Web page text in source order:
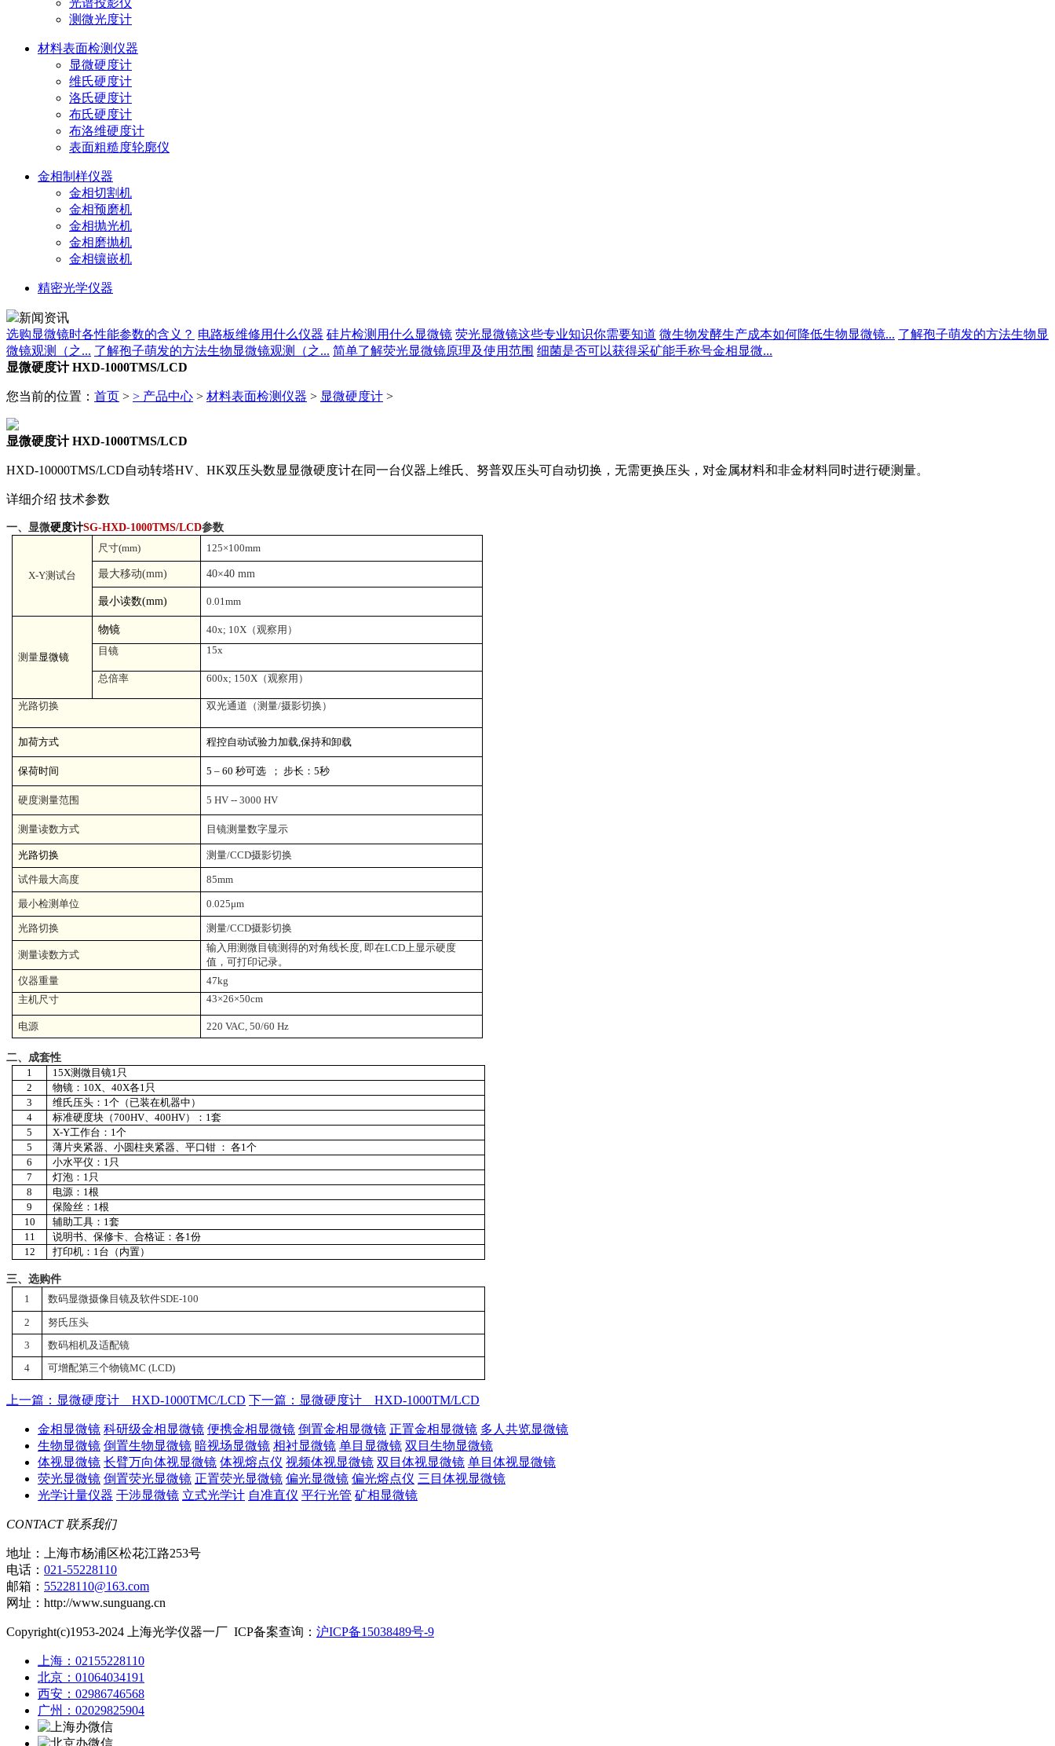
光谱投影仪
测微光度计
材料表面检测仪器
显微硬度计
维氏硬度计
洛氏硬度计
布氏硬度计
布洛维硬度计
表面粗糙度轮廓仪
金相制样仪器
金相切割机
金相预磨机
金相抛光机
金相磨抛机
金相镶嵌机
精密光学仪器
新闻资讯
选购显微镜时各性能参数的含义？ 电路板维修用什么仪器 硅片检测用什么显微镜 荧光显微镜这些专业知识你需要知道 微生物发酵生产成本如何降低生物显微镜... 了解孢子萌发的方法生物显
微镜观测（之... 了解孢子萌发的方法生物显微镜观测（之... 简单了解荧光显微镜原理及使用范围 细菌是否可以获得采矿能手称号金相显微...
显微硬度计 HXD-1000TMS/LCD
您当前的位置： 首页 > > 产品中心 > 材料表面检测仪器 > 显微硬度计 >
显微硬度计 HXD-1000TMS/LCD
HXD-10000TMS/LCD自动转塔HV、HK双压头数显显微硬度计在同一台仪器上维氏、努普双压头可自动切换，无需更换压头，对金属材料和非金材料同时进行硬测量。
详细介绍 技术参数
一、显微硬度计SG-HXD-1000TMS/LCD参数
X-Y测试台
尺寸(mm) 125×100mm
最大移动(mm) 40×40 mm
最小读数(mm) 0.01mm
测量显微镜
物镜 40x; 10X （观察用）
目镜
15x
总倍率 600x; 150X （观察用）
光路切换 双光通道（测量/摄影切换）
加荷方式 程控自动试验力加载,保持和卸载
保荷时间 5 – 60 秒可选 ； 步长：5秒
硬度测量范围 5 HV -- 3000 HV
测量读数方式 目镜测量数字显示
光路切换 测量/CCD摄影切换
试件最大高度 85mm
最小检测单位 0.025μm
光路切换 测量/CCD摄影切换
测量读数方式
输入用测微目镜测得的对角线长度, 即在LCD上显示硬度
值，可打印记录。
仪器重量
47kg
主机尺寸
43×26×50cm
电源 220 VAC, 50/60 Hz
二、成套性
1
15X测微目镜1只
2
物镜： 10X、40X各1只
3
维氏压头： 1个（已装在机器中）
4
标准硬度块（700HV、400HV）： 1套
5
X-Y工作台： 1个
5
薄片夹紧器、小圆柱夹紧器、平口钳 ： 各1个
6
小水平仪： 1只
7
灯泡： 1只
8
电源： 1根
9
保险丝： 1根
10
辅助工具： 1套
11
说明书、保修卡、合格证：各1份
12
打印机： 1台（内置）
三、选购件
1
数码显微摄像目镜及软件SDE-100
2
努氏压头
3
数码相机及适配镜
4
可增配第三个物镜MC (LCD)
上一篇：显微硬度计 HXD-1000TMC/LCD 下一篇：显微硬度计 HXD-1000TM/LCD
金相显微镜 科研级金相显微镜 便携金相显微镜 倒置金相显微镜 正置金相显微镜 多人共览显微镜
生物显微镜 倒置生物显微镜 暗视场显微镜 相衬显微镜 单目显微镜 双目生物显微镜
体视显微镜 长臂万向体视显微镜 体视熔点仪 视频体视显微镜 双目体视显微镜 单目体视显微镜
荧光显微镜 倒置荧光显微镜 正置荧光显微镜 偏光显微镜 偏光熔点仪 三目体视显微镜
光学计量仪器 干涉显微镜 立式光学计 自准直仪 平行光管 矿相显微镜
CONTACT 联系我们
地址：上海市杨浦区松花江路253号
电话： 021-55228110
邮箱： 55228110@163.com
网址：http://www.sunguang.cn
Copyright(c)1953-2024 上海光学仪器一厂 ICP备案查询： 沪ICP备15038489号-9
上海：02155228110
北京：01064034191
西安：02986746568
广州：02029825904